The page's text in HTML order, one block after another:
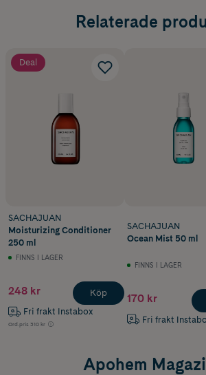
Relaterade
Deal
SACHAJUAN
Moisturizing Conditioner
250 ml
FINNS I LAGER
248 kr
Fri frakt Instabox
Ord.pris 310 kr
Köp
SACHAJUAN
Ocean Mist 50 ml
FINNS I LAGER
170 kr
Fri frakt
Apohem